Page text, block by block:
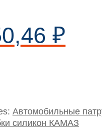
₽
Автомобильные
силикон КАМАЗ